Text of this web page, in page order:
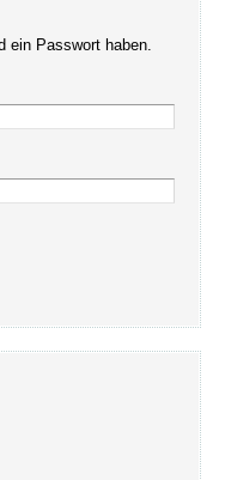
ein Passwort haben.